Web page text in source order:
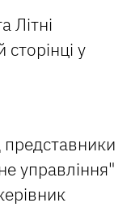
Літні
у
представники
управління"